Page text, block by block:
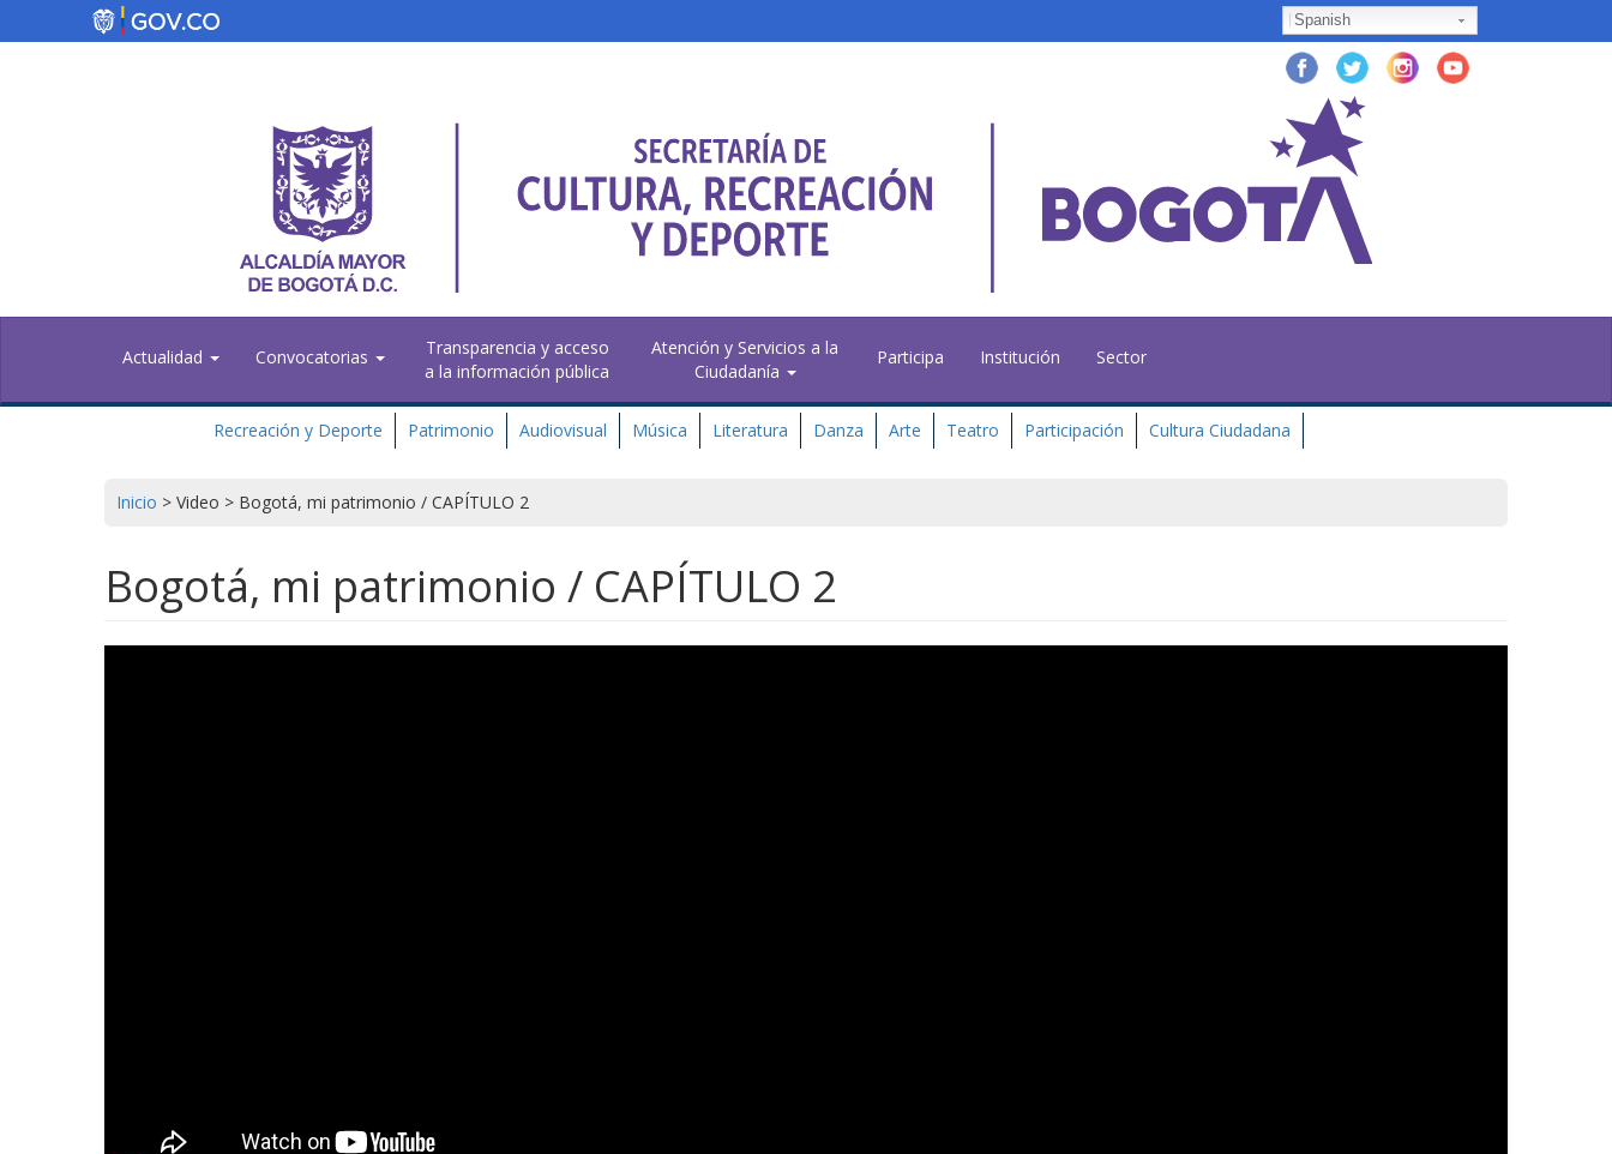
Spanish
Actualidad Convocatorias
Transparencia y acceso
a la información pública
Atención y Servicios a la
Ciudadanía
Participa Institución Sector
Recreación y Deporte Patrimonio Audiovisual Música Literatura Danza Arte Teatro Participación Cultura Ciudadana
Inicio > Video > Bogotá, mi patrimonio / CAPÍTULO 2
Bogotá, mi patrimonio / CAPÍTULO 2